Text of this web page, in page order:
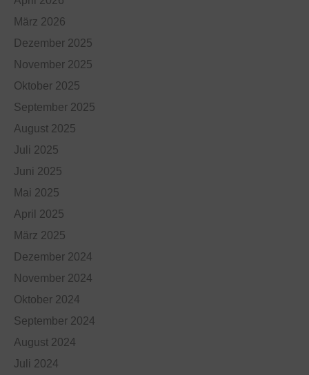
März 2026
Dezember 2025
November 2025
Oktober 2025
September 2025
August 2025
Juli 2025
Juni 2025
Mai 2025
April 2025
März 2025
Dezember 2024
November 2024
Oktober 2024
September 2024
August 2024
Juli 2024